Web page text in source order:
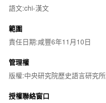
語文:chi-漢文
範圍
責任日期:咸豐6年11月10日
管理權
版權:中央研究院歷史語言研究
授權聯絡窗口